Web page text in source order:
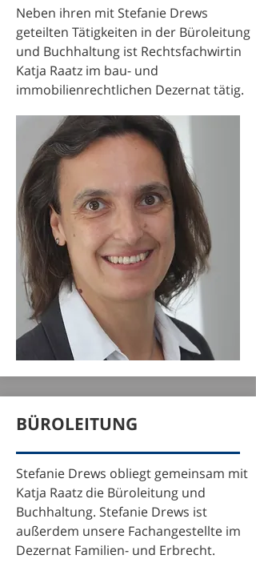
Neben ihren mit Stefanie Drews
geteilten Tätigkeiten in der Büroleitung
und Buchhaltung ist Rechtsfachwirtin
Katja Raatz im bau- und
immobilienrechtlichen Dezernat tätig.
BÜROLEITUNG
Stefanie Drews obliegt gemeinsam mit
Katja Raatz die Büroleitung und
Buchhaltung. Stefanie Drews ist
außerdem unsere Fachangestellte im
Dezernat Familien- und Erbrecht.